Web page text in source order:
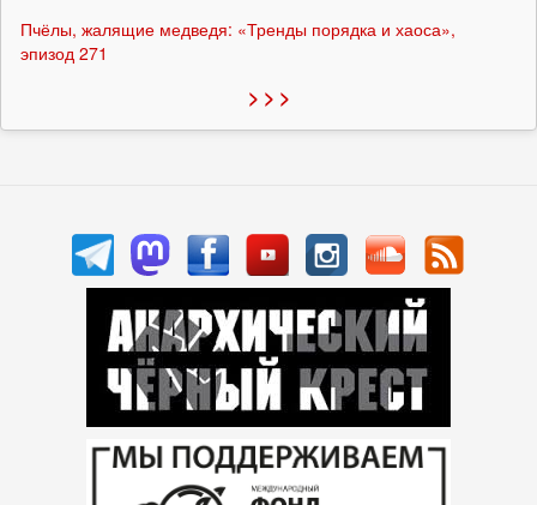
Пчёлы, жалящие медведя: «Тренды порядка и хаоса»,
эпизод 271
> > >